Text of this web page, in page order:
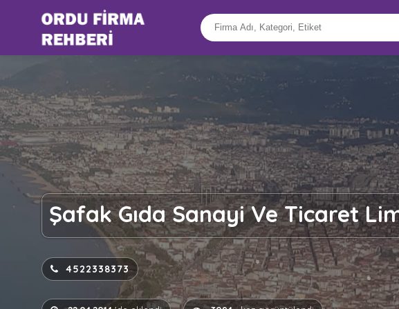
Şafak Gıda Sanayi Ve Ticaret
4522338373